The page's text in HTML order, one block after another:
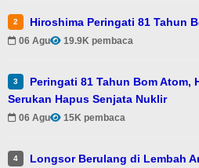
2 Hiroshima Peringati 81 Tahun
06 Agu 19.9K pembaca
3
Peringati 81 Tahun Bom Atom,
Serukan Hapus Senjata Nuklir
06 Agu 15K pembaca
4
Longsor Berulang di Lembah